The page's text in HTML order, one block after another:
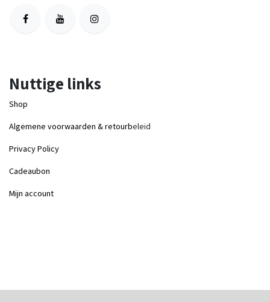
Nuttige links
Shop
Algemene voorwaarden & retourbeleid
Privacy Policy
Cadeaubon
Mijn account